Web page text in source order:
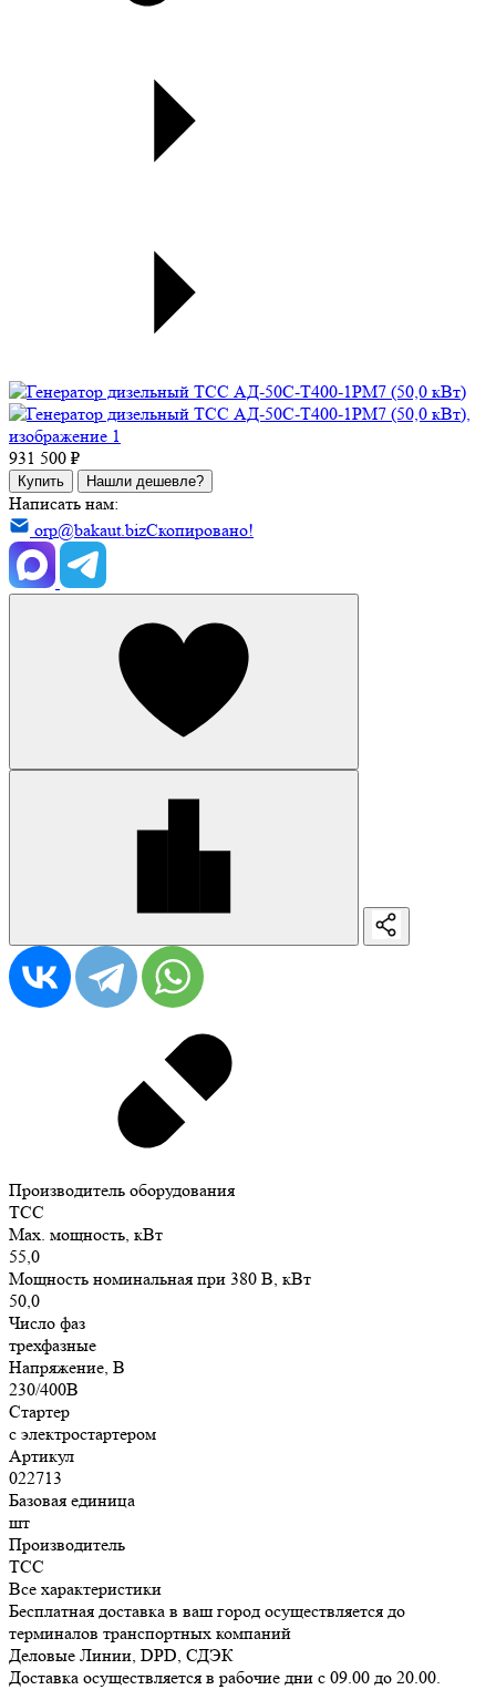
931 500 ₽
Купить Нашли дешевле?
Написать нам:
orp@bakaut.bizСкопировано!
Производитель оборудования
ТСС
Max. мощность, кВт
55,0
Мощность номинальная при 380 В, кВт
50,0
Число фаз
трехфазные
Напряжение, В
230/400В
Стартер
с электростартером
Артикул
022713
Базовая единица
шт
Производитель
ТСС
Все характеристики
Бесплатная доставка в ваш город осуществляется до
терминалов транспортных компаний
Деловые Линии, DPD, СДЭК
Доставка осуществляется в рабочие дни с 09.00 до 20.00.